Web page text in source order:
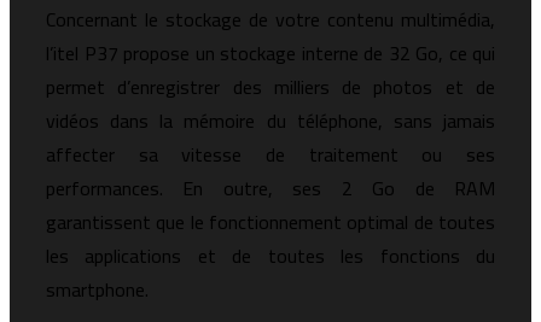
Concernant le stockage de votre contenu multimédia,
l’itel P37 propose un stockage interne de 32 Go, ce qui
permet d’enregistrer des milliers de photos et de
vidéos dans la mémoire du téléphone, sans jamais
affecter sa vitesse de traitement ou ses
performances. En outre, ses 2 Go de RAM
garantissent que le fonctionnement optimal de toutes
les applications et de toutes les fonctions du
smartphone.